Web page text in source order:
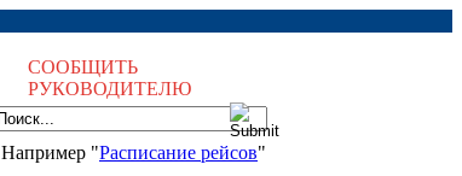
СООБЩИТЬ
РУКОВОДИТЕЛЮ
Например "Расписание рейсов"